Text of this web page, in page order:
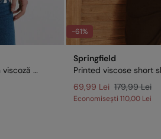
Cămașă cu mânecă scurtă din viscoză imprimată
-61%
Springfield
Printed viscose short
69,99 Lei 179,99 Lei
Economisești 110,00 Lei